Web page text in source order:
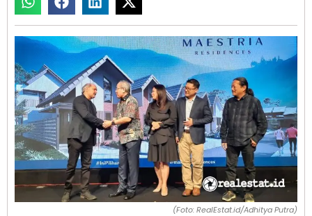
(Foto: RealEstat.id/Adhitya Putra)